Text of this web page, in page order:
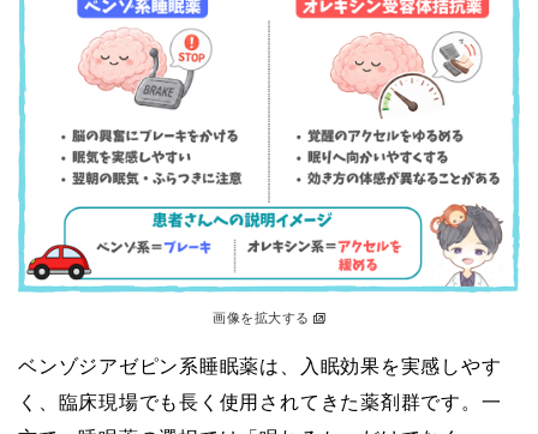
画像を拡大する
ベンゾジアゼピン系睡眠薬は、入眠効果を実感しやす
く、臨床現場でも長く使用されてきた薬剤群です。一